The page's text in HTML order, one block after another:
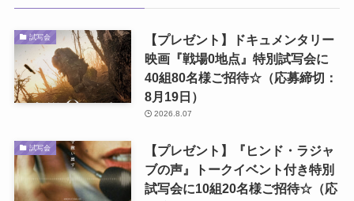
試写会
【プレゼント】ドキュメンタリー
映画『戦場0地点』特別試写会に
40組80名様ご招待☆（応募締切：
8月19日）
2026.8.07
試写会
【プレゼント】『ヒンド・ラジャ
ブの声』トークイベント付き特別
試写会に10組20名様ご招待☆（応